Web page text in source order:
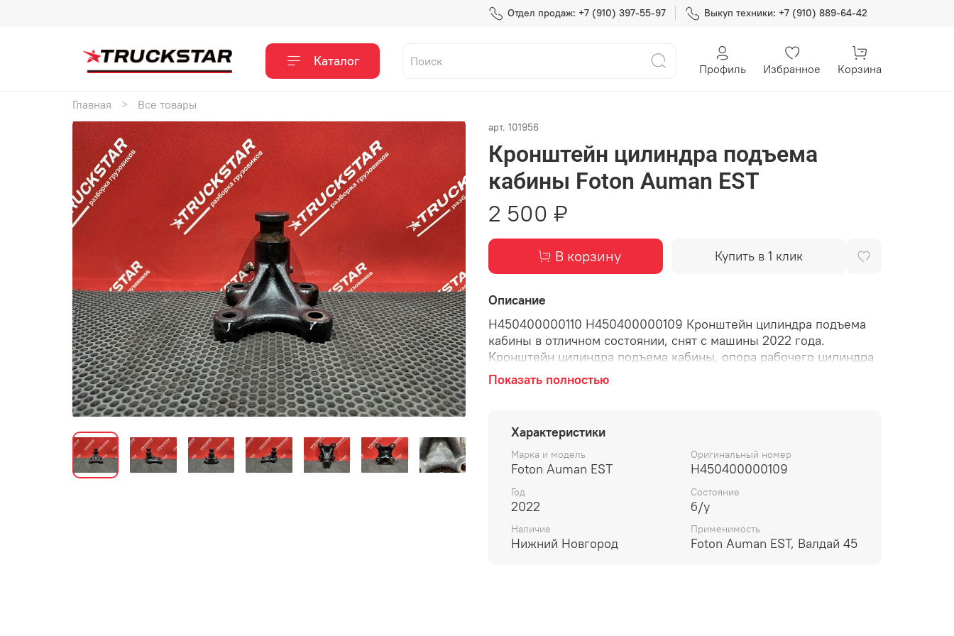
Отдел продаж: +7 (910) 397-55-97 Выкуп техники: +7 (910) 889-64-42
Каталог Профиль Избранное Корзина
Главная Все товары
арт. 101956
Кронштейн цилиндра подъема
кабины Foton Auman EST
2 500 ₽
В корзину Купить в 1 клик
Описание
H450400000110 H450400000109 Кронштейн цилиндра подъема
кабины в отличном состоянии, снят с машины 2022 года.
Кронштейн цилиндра подъема кабины, опора рабочего цилиндра
подъема, подшипника, наклона кабины, крепёжный элемент,
фиксатор, держатель.
Показать полностью
Характеристики
Марка и модель
Foton Auman EST
Оригинальный номер
H450400000109
Год
2022
Состояние
б/у
Наличие
Нижний Новгород
Применимость
Foton Auman EST, Валдай 45